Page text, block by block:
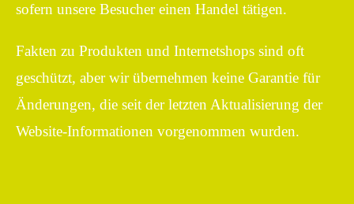
sofern unsere Besucher einen Handel tätigen.
Fakten zu Produkten und Internetshops sind oft
geschützt, aber wir übernehmen keine Garantie für
Änderungen, die seit der letzten Aktualisierung der
Website-Informationen vorgenommen wurden.